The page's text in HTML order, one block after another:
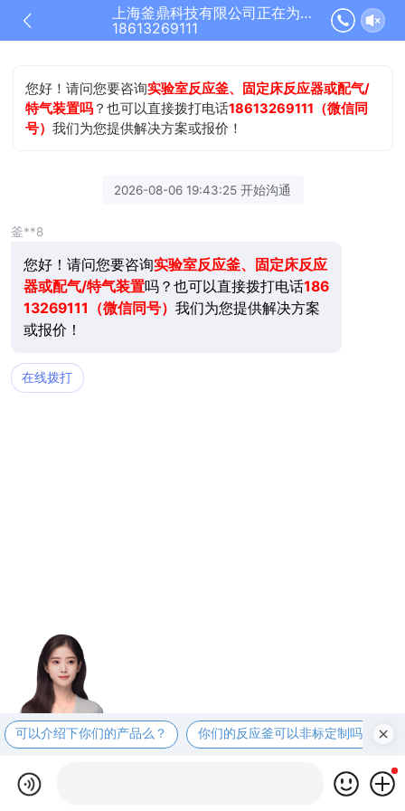
上海釜鼎科技有限公司正在为您服务
18613269111
您好！请问您要咨询实验室反应釜、固定床反应器或配气/
特气装置吗 ？也可以直接拨打电话18613269111（微信同
号）我们为您提供解决方案或报价！
2026-08-06 19:43:25 开始沟通
釜**8
您好！请问您要咨询实验室反应釜、固定床反应
器或配气/特气装置吗？也可以直接拨打电话186
13269111（微信同号） 我们为您提供解决方案
或报价！
在线拨打
可以介绍下你们的产品么？ 你们的反应釜可以非标定制吗？